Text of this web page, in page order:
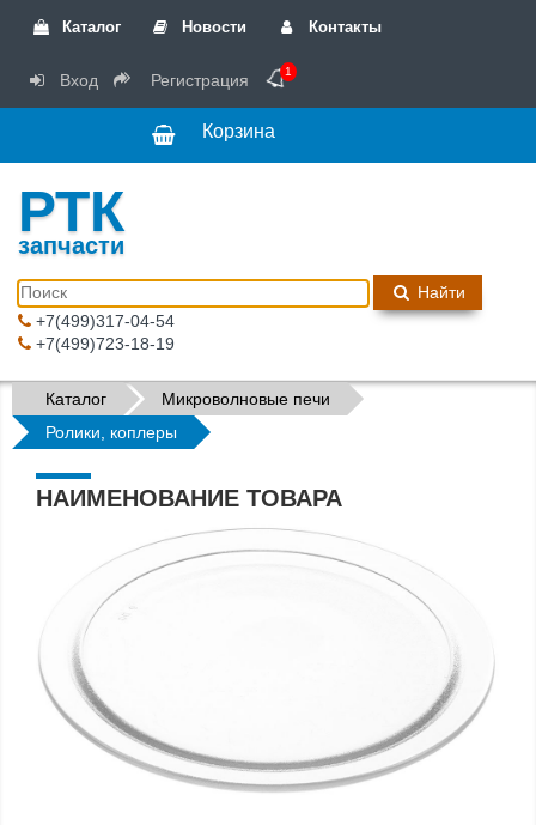
Каталог Новости Контакты
Вход Регистрация 1
Корзина
РТК
запчасти
Найти
+7(499)317-04-54
+7(499)723-18-19
Каталог
Микроволновые печи
Ролики, коплеры
НАИМЕНОВАНИЕ ТОВАРА